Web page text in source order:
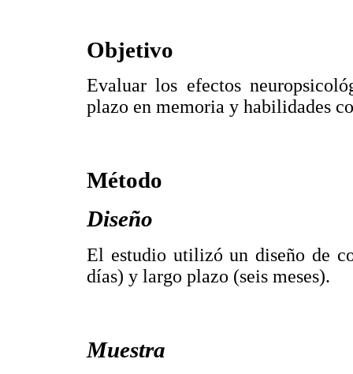
Objetivo
Evaluar los efectos
plazo en memoria y habilidades
Método
Diseño
El estudio utilizó un diseño de
días) y largo plazo (seis meses).
Muestra